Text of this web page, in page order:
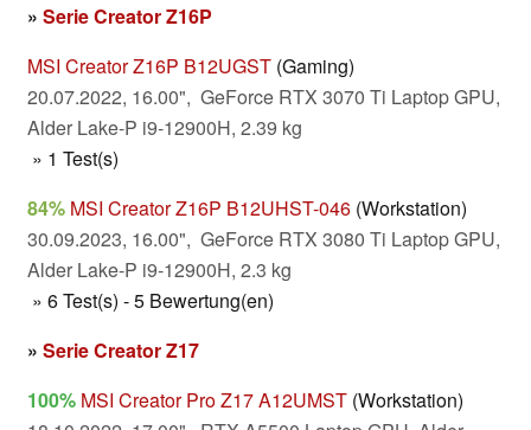
» Serie Creator Z16P
MSI Creator Z16P B12UGST (Gaming)
20.07.2022, 16.00", GeForce RTX 3070 Ti Laptop GPU,
Alder Lake-P i9-12900H, 2.39 kg
» 1 Test(s)
84% MSI Creator Z16P B12UHST-046 (Workstation)
30.09.2023, 16.00", GeForce RTX 3080 Ti Laptop GPU,
Alder Lake-P i9-12900H, 2.3 kg
» 6 Test(s) - 5 Bewertung(en)
» Serie Creator Z17
100% MSI Creator Pro Z17 A12UMST (Workstation)